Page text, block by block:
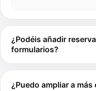
¿Podéis añadir
formularios?
¿Puedo ampliar a más